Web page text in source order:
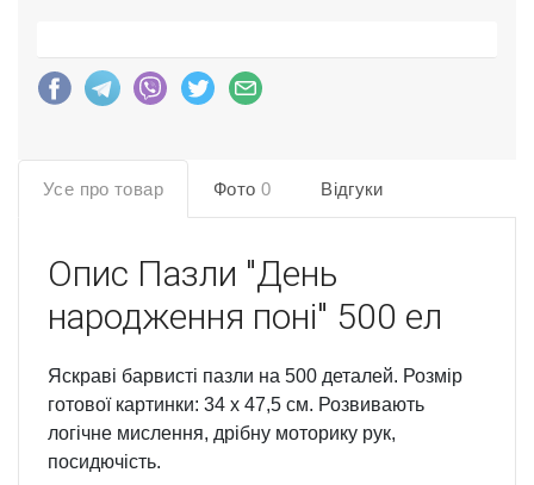
Усе про товар Фото 0 Відгуки
Опис Пазли "День
народження поні" 500 ел
Яскраві барвисті пазли на 500 деталей. Розмір
готової картинки: 34 х 47,5 см. Розвивають
логічне мислення, дрібну моторику рук,
посидючість.